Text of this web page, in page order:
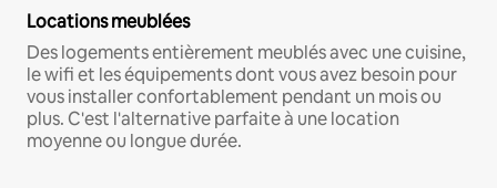
Locations meublées
Des logements entièrement meublés avec une cuisine,
le wifi et les équipements dont vous avez besoin pour
vous installer confortablement pendant un mois ou
plus. C'est l'alternative parfaite à une location
moyenne ou longue durée.